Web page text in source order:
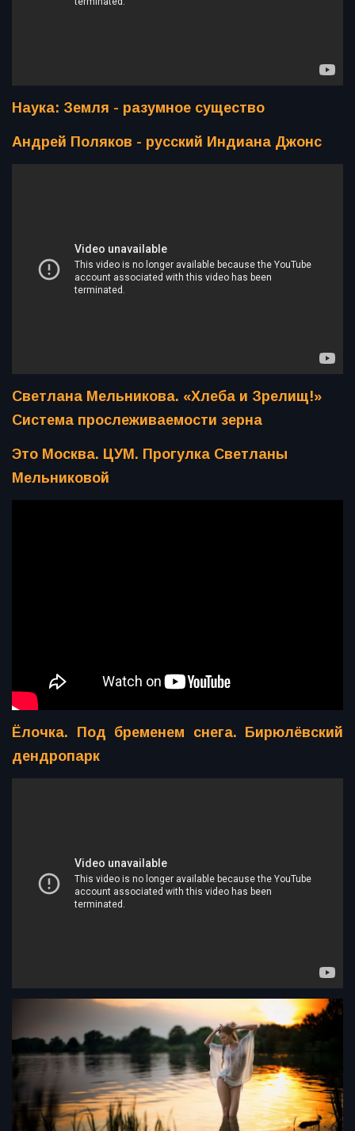
Наука: Земля - разумное существо
Андрей Поляков - русский Индиана Джонс
Светлана Мельникова. «Хлеба и Зрелищ!»
Система прослеживаемости зерна
Это Москва. ЦУМ. Прогулка Светланы
Мельниковой
Ёлочка. Под бременем снега. Бирюлёвский
дендропарк